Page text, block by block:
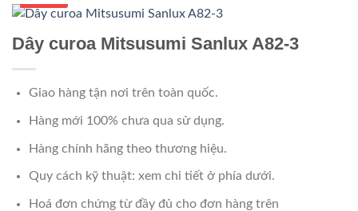
Dây curoa Mitsusumi Sanlux A82-3
Giao hàng tận nơi trên toàn quốc.
Hàng mới 100% chưa qua sử dụng.
Hàng chính hãng theo thương hiệu.
Quy cách kỹ thuật: xem chi tiết ở phía dưới.
Hoá đơn chứng từ đầy đủ cho đơn hàng trên